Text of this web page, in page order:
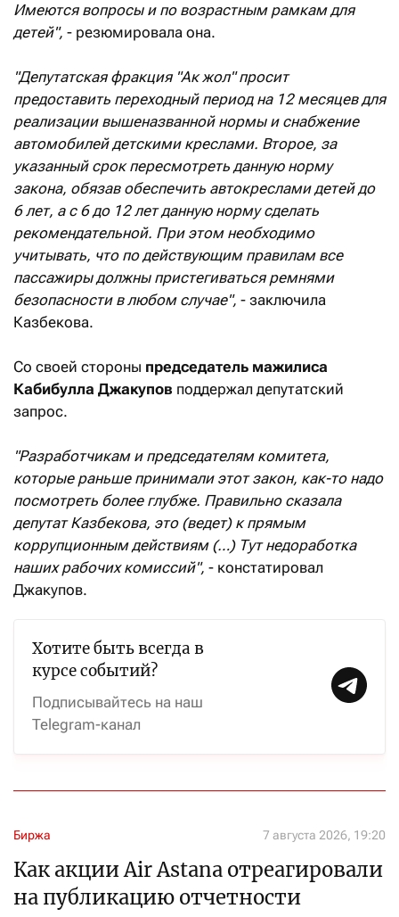
Имеются вопросы и по возрастным рамкам для
детей", - резюмировала она.
"Депутатская фракция "Ак жол" просит
предоставить переходный период на 12 месяцев для
реализации вышеназванной нормы и снабжение
автомобилей детскими креслами. Второе, за
указанный срок пересмотреть данную норму
закона, обязав обеспечить автокреслами детей до
6 лет, а с 6 до 12 лет данную норму сделать
рекомендательной. При этом необходимо
учитывать, что по действующим правилам все
пассажиры должны пристегиваться ремнями
безопасности в любом случае", - заключила
Казбекова.
Со своей стороны председатель мажилиса
Кабибулла Джакупов поддержал депутатский
запрос.
"Разработчикам и председателям комитета,
которые раньше принимали этот закон, как-то надо
посмотреть более глубже. Правильно сказала
депутат Казбекова, это (ведет) к прямым
коррупционным действиям (…) Тут недоработка
наших рабочих комиссий", - констатировал
Джакупов.
Хотите быть всегда в
курсе событий?
Подписывайтесь на наш
Telegram-канал
Биржа 7 августа 2026, 19:20
Как акции Air Astana отреагировали
на публикацию отчетности